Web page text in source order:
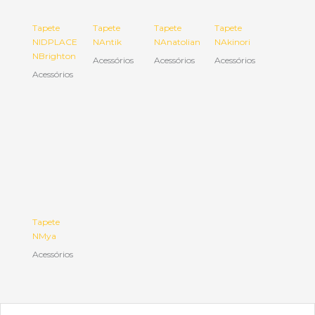
Tapete
NIDPLACE
NBrighton
Acessórios
Tapete
NAntik
Acessórios
Tapete
NAnatolian
Acessórios
Tapete
NAkinori
Acessórios
Tapete
NMya
Acessórios